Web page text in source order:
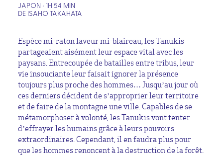
JAPON • 1H 54 MIN
DE ISAHO TAKAHATA
Espèce mi-raton laveur mi-blaireau, les Tanukis
partageaient aisément leur espace vital avec les
paysans. Entrecoupée de batailles entre tribus, leur
vie insouciante leur faisait ignorer la présence
toujours plus proche des hommes… Jusqu’au jour où
ces derniers décident de s’approprier leur territoire
et de faire de la montagne une ville. Capables de se
métamorphoser à volonté, les Tanukis vont tenter
d’effrayer les humains grâce à leurs pouvoirs
extraordinaires. Cependant, il en faudra plus pour
que les hommes renoncent à la destruction de la forêt.